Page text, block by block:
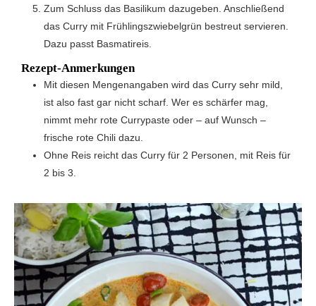
Zum Schluss das Basilikum dazugeben. Anschließend
das Curry mit Frühlingszwiebelgrün bestreut servieren.
Dazu passt Basmatireis.
Rezept-Anmerkungen
Mit diesen Mengenangaben wird das Curry sehr mild,
ist also fast gar nicht scharf. Wer es schärfer mag,
nimmt mehr rote Currypaste oder – auf Wunsch –
frische rote Chili dazu.
Ohne Reis reicht das Curry für 2 Personen, mit Reis für
2 bis 3.